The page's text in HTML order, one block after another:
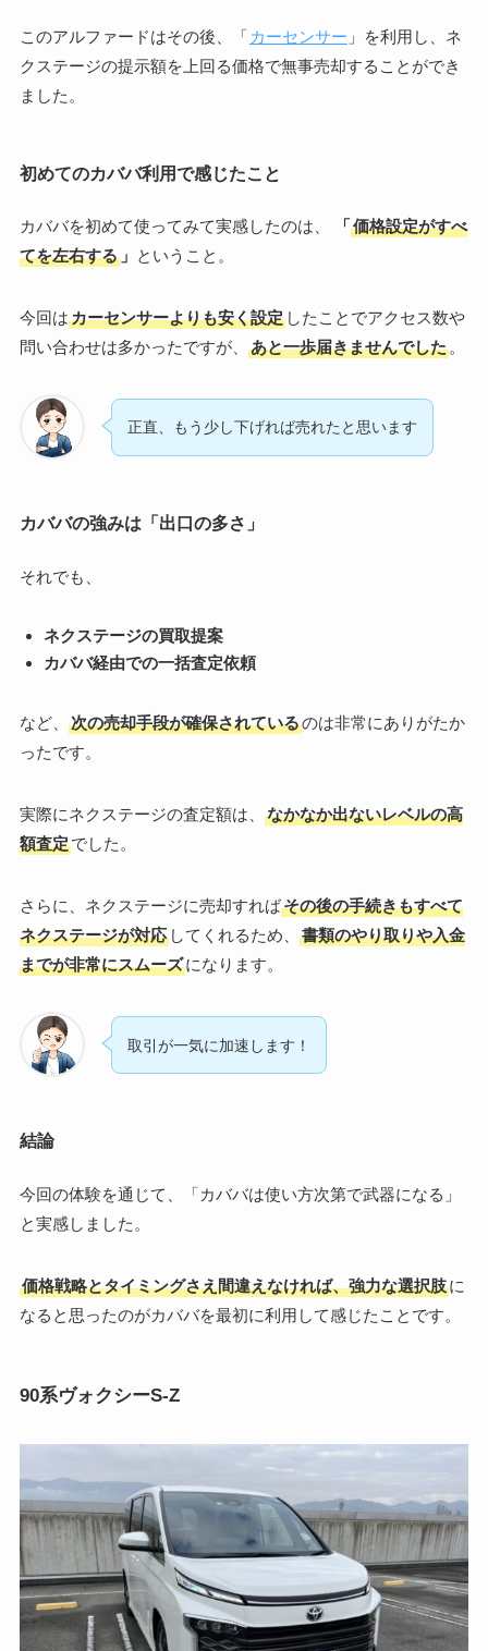
このアルファードはその後、「 カーセンサー 」を利用し、ネ
クステージの提示額を上回る価格で無事売却することができ
ました。
初めてのカババ利用で感じたこと
カババを初めて使ってみて実感したのは、 「価格設定がすべ
てを左右する」 ということ。
今回はカーセンサーよりも安く設定したことでアクセス数や
問い合わせは多かったですが、
あと一歩届きませんでした。
正直、もう少し下げれば売れたと思います
カババの強みは「出口の多さ」
それでも、
ネクステージの買取提案
カババ経由での一括査定依頼
など、 次の売却手段が確保されているのは非常にありがたか
ったです。
実際にネクステージの査定額は、
なかなか出ないレベルの高
額査定でした。
さらに、ネクステージに売却すればその後の手続きもすべて
ネクステージが対応してくれるため、
書類のやり取りや入金
までが非常にスムーズになります。
取引が一気に加速します！
結論
今回の体験を通じて、「カババは使い方次第で武器になる」
と実感しました。
価格戦略とタイミングさえ間違えなければ、強力な選択肢に
なると思ったのがカババを最初に利用して感じたことです。
90系ヴォクシーS-Z